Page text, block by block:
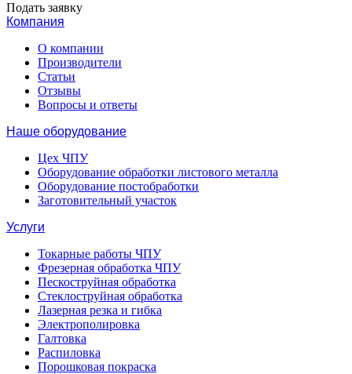
Подать заявку
Компания
О компании
Производители
Статьи
Отзывы
Вопросы и ответы
Наше оборудование
Цех ЧПУ
Оборудование обработки листового металла
Оборудование постобработки
Заготовительный участок
Услуги
Токарные работы ЧПУ
Фрезерная обработка ЧПУ
Пескоструйная обработка
Стеклоструйная обработка
Лазерная резка и гибка
Электрополировка
Галтовка
Распиловка
Порошковая покраска